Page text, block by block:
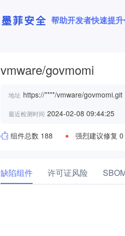
帮助开发者快速提
vmware/govmomi
地址 https://****/vmware/govmomi.git
最近检测时间 2024-02-08 09:44:25
组件总数 188 强烈建议修复 0
缺陷组件 许可证风险